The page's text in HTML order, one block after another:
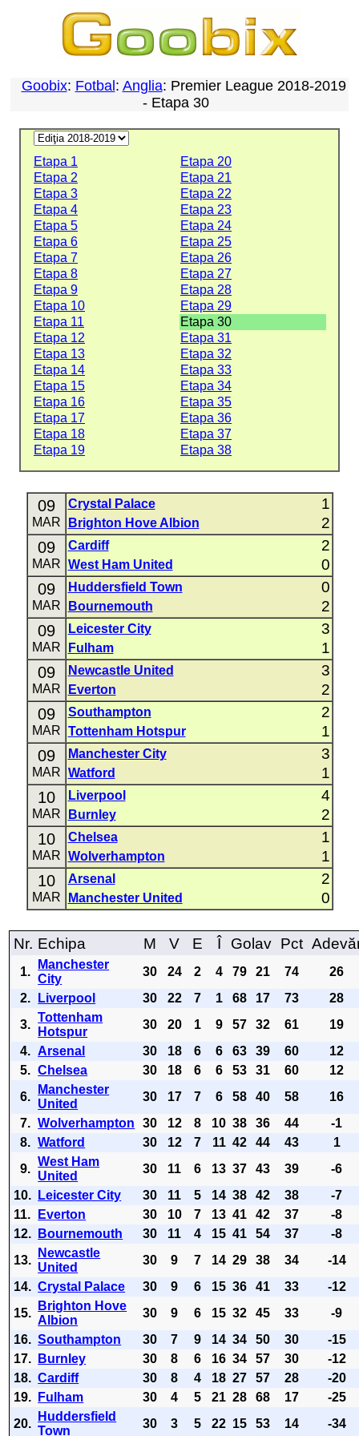
Goobix: Fotbal : Anglia: Premier League 2018-2019
- Etapa 30
Etapa 1
Etapa 20
Etapa 2
Etapa 21
Etapa 3
Etapa 22
Etapa 4
Etapa 23
Etapa 5
Etapa 24
Etapa 6
Etapa 25
Etapa 7
Etapa 26
Etapa 8
Etapa 27
Etapa 9
Etapa 28
Etapa 10
Etapa 29
Etapa 11
Etapa 30
Etapa 12
Etapa 31
Etapa 13
Etapa 32
Etapa 14
Etapa 33
Etapa 15
Etapa 34
Etapa 16
Etapa 35
Etapa 17
Etapa 36
Etapa 18
Etapa 37
Etapa 19
Etapa 38
09
MAR
Crystal Palace 1
Brighton Hove Albion 2
09
MAR
Cardiff 2
West Ham United 0
09
MAR
Huddersfield Town 0
Bournemouth 2
09
MAR
Leicester City 3
Fulham 1
09
MAR
Newcastle United 3
Everton 2
09
MAR
Southampton 2
Tottenham Hotspur 1
09
MAR
Manchester City 3
Watford 1
10
MAR
Liverpool 4
Burnley 2
10
MAR
Chelsea 1
Wolverhampton 1
10
MAR
Arsenal 2
Manchester United 0
Nr. Echipa M V E Î Golav Pct
1.
Manchester
City
30 24 2 4 79 21 74
26
2.
Liverpool 30 22 7 1 68 17 73
28
3.
Tottenham
Hotspur
30 20 1 9 57 32 61
19
4. Arsenal 30 18 6 6 63 39 60
12
5. Chelsea 30 18 6 6 53 31 60
12
6.
Manchester
United
30 17 7 6 58 40 58
16
7. Wolverhampton 30 12 8 10 38 36 44
-1
8. Watford 30 12 7 11 42 44 43
1
9.
West Ham
United
30 11 6 13 37 43 39
-6
10.
Leicester City 30 11 5 14 38 42 38
-7
11.
Everton 30 10 7 13 41 42 37
-8
12.
Bournemouth 30 11 4 15 41 54 37
-8
13.
Newcastle
United
30 9 7 14 29 38 34
-14
14. Crystal Palace 30 9 6 15 36 41 33
-12
15.
Brighton Hove
Albion
30 9 6 15 32 45 33
-9
16. Southampton 30 7 9 14 34 50 30
-15
17.
Burnley 30 8 6 16 34 57 30
-12
18. Cardiff 30 8 4 18 27 57 28
-20
19.
Fulham 30 4 5 21 28 68 17
-25
20.
Huddersfield
Town
30 3 5 22 15 53 14 -34